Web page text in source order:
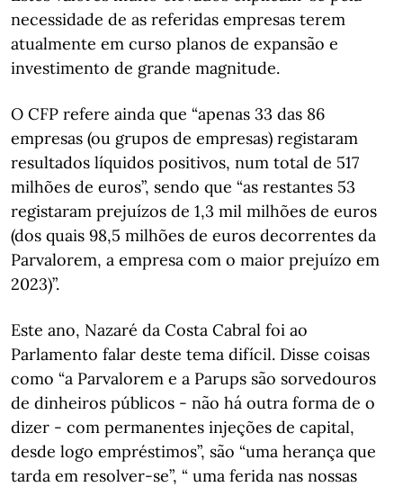
necessidade de as referidas empresas terem
atualmente em curso planos de expansão e
investimento de grande magnitude.
O CFP refere ainda que “apenas 33 das 86
empresas (ou grupos de empresas) registaram
resultados líquidos positivos, num total de 517
milhões de euros”, sendo que “as restantes 53
registaram prejuízos de 1,3 mil milhões de euros
(dos quais 98,5 milhões de euros decorrentes da
Parvalorem, a empresa com o maior prejuízo em
2023)”.
Este ano, Nazaré da Costa Cabral foi ao
Parlamento falar deste tema difícil. Disse coisas
como “a Parvalorem e a Parups são sorvedouros
de dinheiros públicos - não há outra forma de o
dizer - com permanentes injeções de capital,
desde logo empréstimos”, são “uma herança que
tarda em resolver-se”, “ uma ferida nas nossas